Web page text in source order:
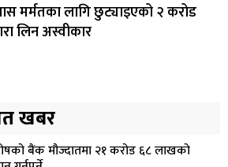
मर्मतका लागि छुट्याइएको २ करोड
लिन अस्वीकार
मृत्यु
खबर
बैंक मौज्दातमा २१ करोड ६८ लाखको